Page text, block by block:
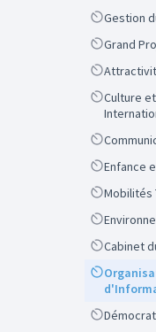
ScopeGestion
ScopeGrand
Scope
Scope
Culture et Actions
Scope
ScopeEnfance
Scope
Scope
ScopeCabinet
Scope
Organisation des Systèmes
Scope